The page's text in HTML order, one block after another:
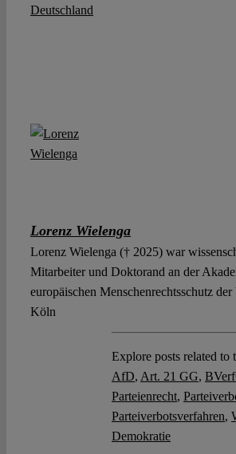
Deutschland
Lorenz Wielenga
Lorenz Wielenga († 2025) war
Mitarbeiter und Doktorand an der
europäischen Menschenrechtsschutz
Köln
Explore posts related to
AfD, Art. 21 GG,
Parteienrecht,
Parteiverbotsverfahren,
Demokratie